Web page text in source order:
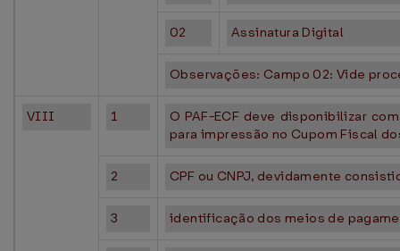
02 Assinatura Digital
Observações: Campo 02: Vide
VIII 1
O PAF-ECF deve disponibilizar
para impressão no Cupom Fiscal
2 CPF ou CNPJ, devidamente
3 identificação dos meios de